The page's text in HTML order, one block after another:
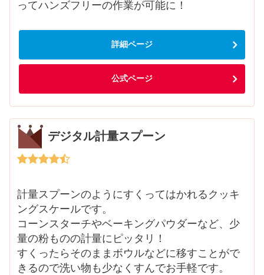
ってハンズフリーの作業が可能に！
詳細ページ
公式ページ
デジタル計量スプーン
計量スプーンのようにすくってはかれるクッキ
ングスケールです。
コーンスターチやベーキングパウダーなど、少
量の粉ものの計量にピッタリ！
すくったらそのままボウルなどに移すことがで
きるので洗い物も少なくすんでお手軽です。